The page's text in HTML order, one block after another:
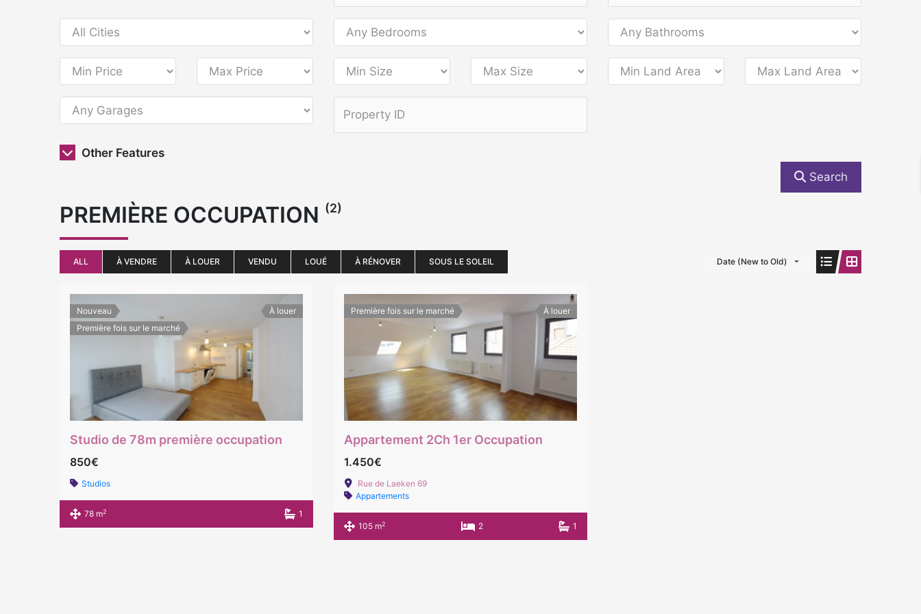
Other Features
Search
PREMIÈRE OCCUPATION (2)
ALL À VENDRE À LOUER VENDU LOUÉ À RÉNOVER SOUS LE SOLEIL Date (New to Old)
Nouveau
Première fois sur le marché
À louer
Studio de 78m première occupation
850€
Studios
78 m2 1
Première fois sur le marché À louer
Appartement 2Ch 1er Occupation
1.450€
Rue de Laeken 69
Appartements
105 m2 2 1